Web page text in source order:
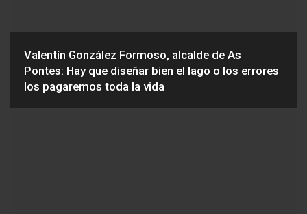
Valentín González Formoso, alcalde de As
Pontes: Hay que diseñar bien el lago o los errores
los pagaremos toda la vida